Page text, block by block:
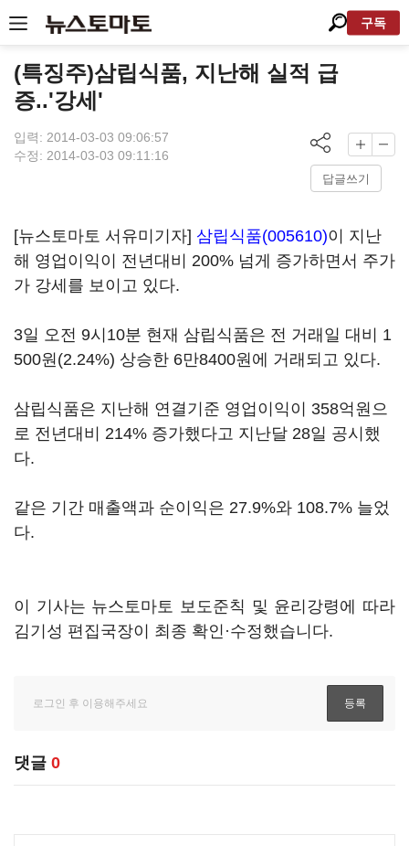
구독
(특징주)삼립식품, 지난해 실적 급
증..'강세'
입력: 2014-03-03 09:06:57
수정: 2014-03-03 09:11:16
답글쓰기
[뉴스토마토 서유미기자] 삼립식품(005610)이 지난
해 영업이익이 전년대비 200% 넘게 증가하면서 주가
가 강세를 보이고 있다.
3일 오전 9시10분 현재 삼립식품은 전 거래일 대비 1
500원(2.24%) 상승한 6만8400원에 거래되고 있다.
삼립식품은 지난해 연결기준 영업이익이 358억원으
로 전년대비 214% 증가했다고 지난달 28일 공시했
다.
같은 기간 매출액과 순이익은 27.9%와 108.7% 늘었
다.
이 기사는 뉴스토마토 보도준칙 및 윤리강령에 따라
김기성 편집국장이 최종 확인·수정했습니다.
댓글 0